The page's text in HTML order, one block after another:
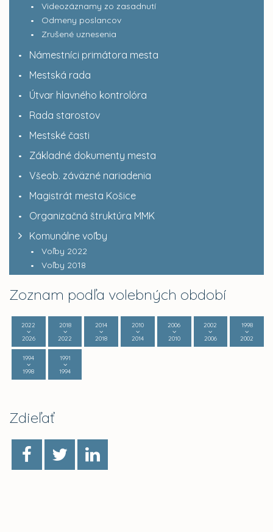
Videozáznamy zo zasadnutí
Odmeny poslancov
Zrušené uznesenia
Námestníci primátora mesta
Mestská rada
Útvar hlavného kontrolóra
Rada starostov
Mestské časti
Základné dokumenty mesta
Všeob. záväzné nariadenia
Magistrát mesta Košice
Organizačná štruktúra MMK
Komunálne voľby
Voľby 2022
Voľby 2018
Zoznam podľa volebných období
2022
2026
2018
2022
2014
2018
2010
2014
2006
2010
2002
2006
1998
2002
1994
1998
1991
1994
Zdieľať